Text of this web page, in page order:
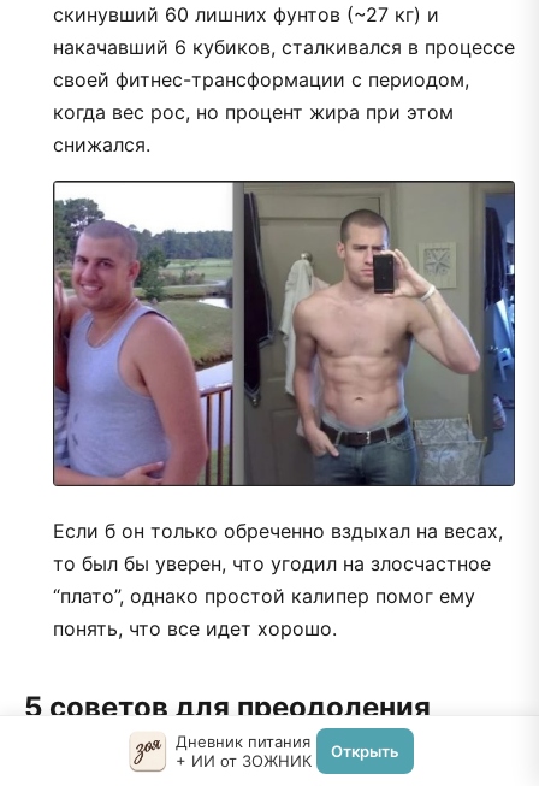
скинувший 60 лишних фунтов (~27 кг) и
накачавший 6 кубиков, сталкивался в процессе
своей фитнес-трансформации с периодом,
когда вес рос, но процент жира при этом
снижался.
Если б он только обреченно вздыхал на весах,
то был бы уверен, что угодил на злосчастное
“плато”, однако простой калипер помог ему
понять, что все идет хорошо.
5 советов для преодоления
Дневник питания
+ ИИ от ЗОЖНИК
Открыть